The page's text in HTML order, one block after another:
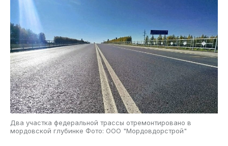
Два участка федеральной трассы отремонтировано в
мордовской глубинке Фото: ООО "Мордовдорстрой"